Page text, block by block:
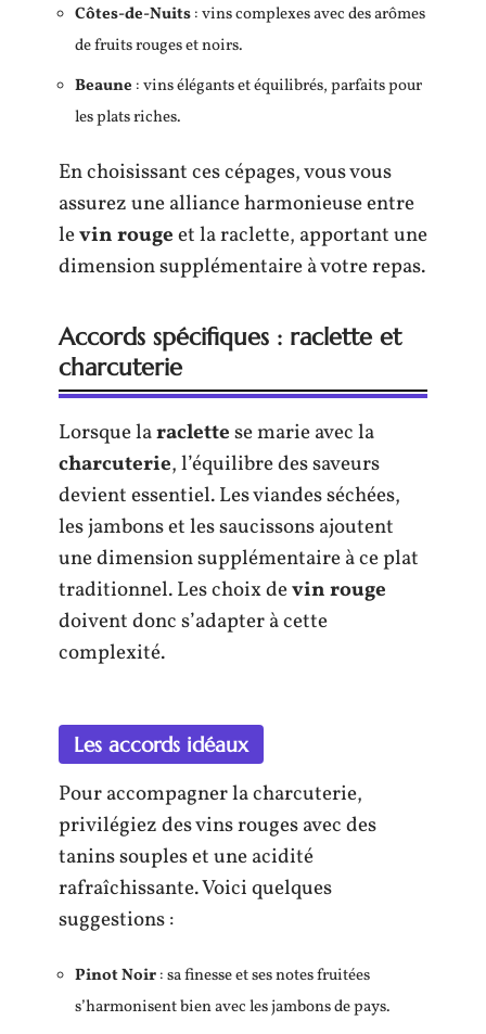
Côtes-de-Nuits: vins complexes avec des arômes
de fruits rouges et noirs.
Beaune : vins élégants et équilibrés, parfaits pour
les plats riches.
En choisissant ces cépages, vous vous
assurez une alliance harmonieuse entre
levin rougeet la raclette, apportant une
dimension supplémentaire à votre repas.
Accords spécifiques : raclette et
charcuterie
Lorsque laraclettese marie avec la
charcuterie, l’équilibre des saveurs
devient essentiel. Les viandes séchées,
les jambons et les saucissons ajoutent
une dimension supplémentaire à ce plat
traditionnel. Les choix devin rouge
doivent donc s’adapter à cette
complexité.
Les accords idéaux
Pour accompagner la charcuterie,
privilégiez des vins rouges avec des
tanins souples et une acidité
rafraîchissante. Voici quelques
suggestions :
Pinot Noir: sa finesse et ses notes fruitées
s’harmonisent bien avec les jambons de pays.